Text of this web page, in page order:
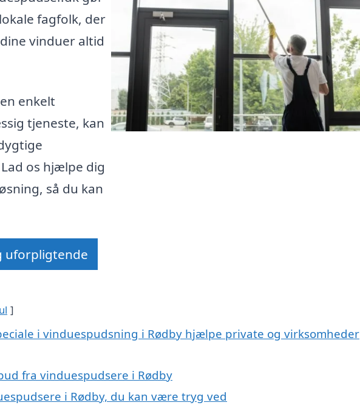
fagfolk, der
vinduer altid
enkelt
tjeneste, kan
os hjælpe dig
så du kan
uforpligtende
i vinduespudsning i Rødby hjælpe private og virksomheder
fra vinduespudsere i Rødby
i Rødby, du kan være tryg ved